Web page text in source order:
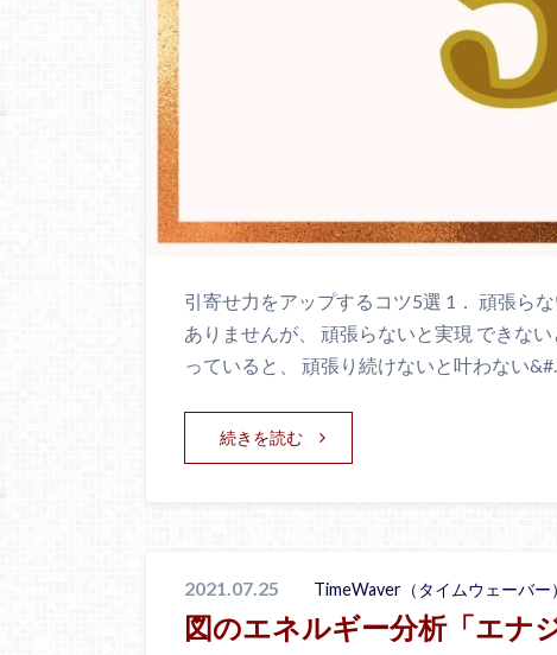
引寄せ力をアップするコツ5選 1． 頑張ら
ありませんが、 頑張らないと実現 できな
っていると、 頑張り続けないと叶わない
続きを読む
2021.07.25 TimeWaver（タイムウェーバー）
図のエネルギー分析「エナ